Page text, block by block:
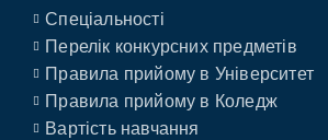
Спеціальності
Перелік конкурсних предметів
Правила прийому в Університет
Правила прийому в Коледж
Вартість навчання